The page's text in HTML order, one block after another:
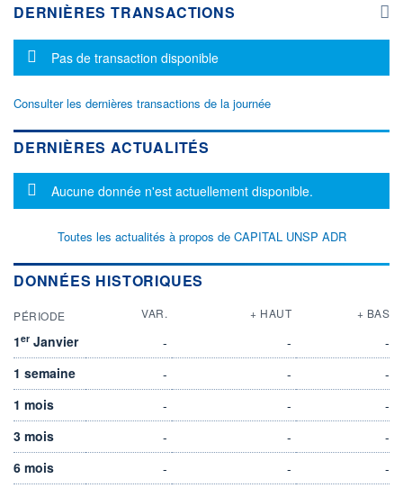
DERNIÈRES TRANSACTIONS
Message d'information
Pas de transaction disponible
Consulter les dernières transactions de la journée
DERNIÈRES ACTUALITÉS
Message d'information
Aucune donnée n'est actuellement disponible.
Toutes les actualités à propos de CAPITAL UNSP ADR
DONNÉES HISTORIQUES
PÉRIODE VAR. + HAUT + BAS
1er Janvier - -
-
1 semaine
- -
-
1 mois
- -
-
3 mois
- -
-
6 mois
- -
-